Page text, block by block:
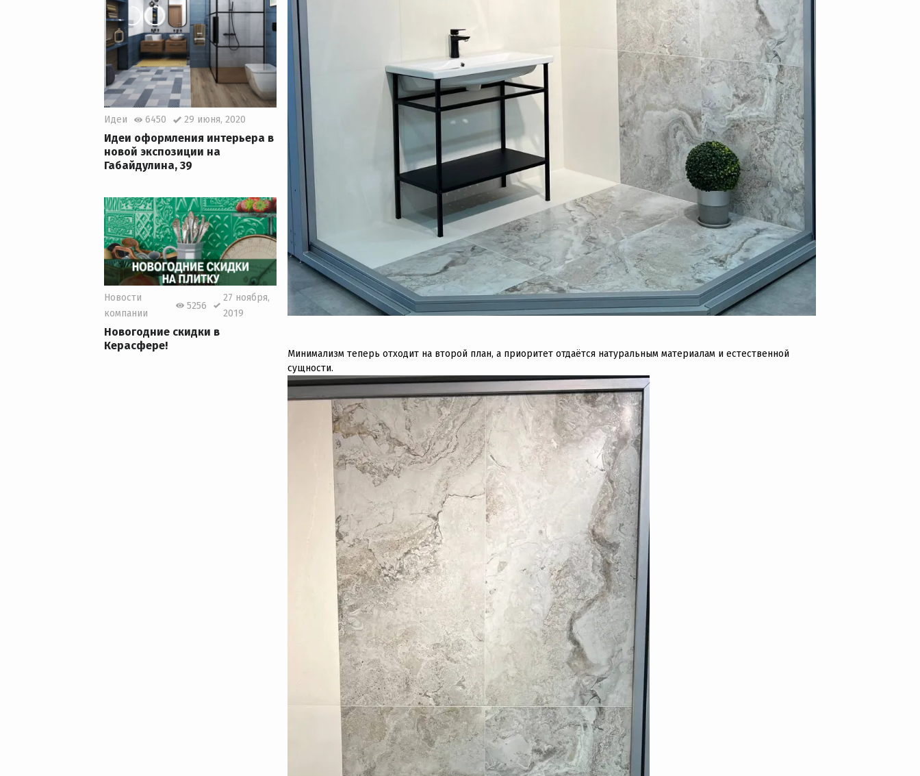
Идеи 6450 29 июня, 2020
Идеи оформления интерьера в
новой экспозиции на
Габайдулина, 39
Новости
компании
5256
27 ноября,
2019
Новогодние скидки в
Керасфере!
Минимализм теперь отходит на второй план, а приоритет отдаётся натуральным материалам и естественной
сущности.